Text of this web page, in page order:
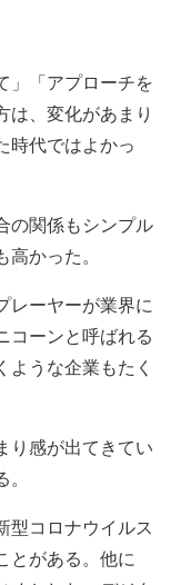
」「アプローチを
は、変化があまり
時代ではよかっ
の関係もシンプル
かった。
レーヤーが業界に
コーンと呼ばれる
うな企業もたく
り感が出てきてい
型コロナウイルス
とがある。他に